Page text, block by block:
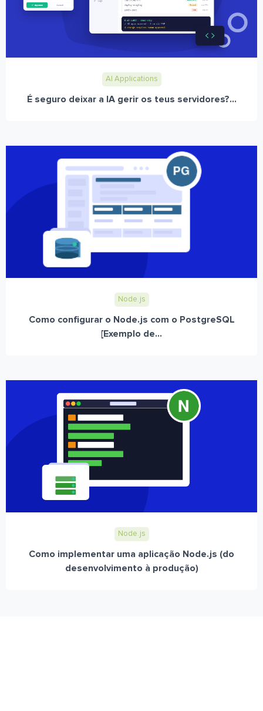
AI Applications
É seguro deixar a IA gerir os teus servidores?...
Node.js
Como configurar o Node.js com o PostgreSQL
[Exemplo de...
Node.js
Como implementar uma aplicação Node.js (do
desenvolvimento à produção)